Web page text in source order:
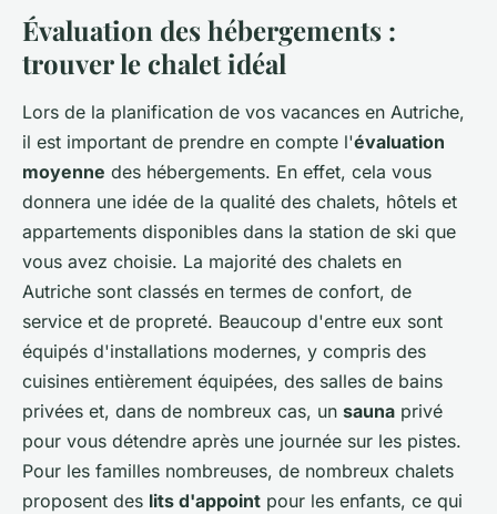
Évaluation des hébergements :
trouver le chalet idéal
Lors de la planification de vos vacances en Autriche,
il est important de prendre en compte l'évaluation
moyenne des hébergements. En effet, cela vous
donnera une idée de la qualité des chalets, hôtels et
appartements disponibles dans la station de ski que
vous avez choisie. La majorité des chalets en
Autriche sont classés en termes de confort, de
service et de propreté. Beaucoup d'entre eux sont
équipés d'installations modernes, y compris des
cuisines entièrement équipées, des salles de bains
privées et, dans de nombreux cas, un sauna privé
pour vous détendre après une journée sur les pistes.
Pour les familles nombreuses, de nombreux chalets
proposent des lits d'appoint pour les enfants, ce qui